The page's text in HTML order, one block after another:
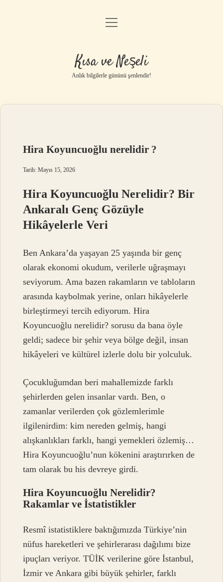
Anasayfa
Yasal Uyarı
menüyü
Kısa ve Neşeli
Anlık bilgilerle gününü şenlendir!
Hira Koyuncuoğlu nerelidir ?
Tarih: Mayıs 15, 2026
Hira Koyuncuoğlu Nerelidir? Bir
Ankaralı Genç Gözüyle
Hikâyelerle Veri
Ben Ankara’da yaşayan 25 yaşında bir genç
olarak ekonomi okudum, verilerle uğraşmayı
seviyorum. Ama bazen rakamların ve tabloların
arasında kaybolmak yerine, onları hikâyelerle
birleştirmeyi tercih ediyorum. Hira
Koyuncuoğlu nerelidir? sorusu da bana öyle
geldi; sadece bir şehir veya bölge değil, insan
hikâyeleri ve kültürel izlerle dolu bir yolculuk.
Çocukluğumdan beri mahallemizde farklı
şehirlerden gelen insanlar vardı. Ben, o
zamanlar verilerden çok gözlemlerimle
ilgilenirdim: kim nereden gelmiş, hangi
alışkanlıkları farklı, hangi yemekleri özlemiş…
Hira Koyuncuoğlu’nun kökenini araştırırken de
tam olarak bu his devreye girdi.
Hira Koyuncuoğlu Nerelidir?
Rakamlar ve İstatistikler
Resmî istatistiklere baktığımızda Türkiye’nin
nüfus hareketleri ve şehirlerarası dağılımı bize
ipuçları veriyor. TÜİK verilerine göre İstanbul,
İzmir ve Ankara gibi büyük şehirler, farklı